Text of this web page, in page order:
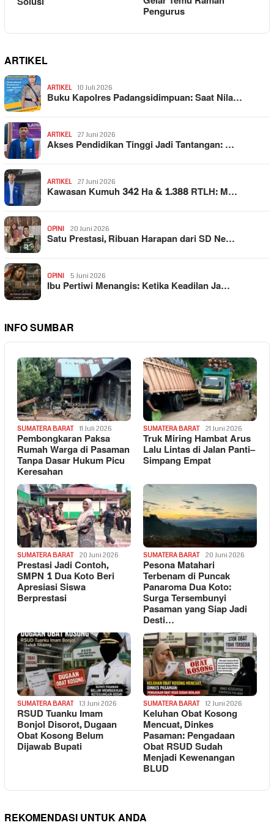
Pengurus
ARTIKEL
ARTIKEL 10 Juli 2026
Buku Kapolres Padangsidimpuan: Saat Nila…
ARTIKEL 27 Juni 2026
Akses Pendidikan Tinggi Jadi Tantangan: …
ARTIKEL 27 Juni 2026
Kawasan Kumuh 342 Ha & 1.388 RTLH: M…
OPINI 20 Juni 2026
Satu Prestasi, Ribuan Harapan dari SD Ne…
OPINI 5 Juni 2026
Ibu Pertiwi Menangis: Ketika Keadilan Ja…
INFO SUMBAR
SUMATERA BARAT 11 Juli 2026
Pembongkaran Paksa
Rumah Warga di Pasaman
Tanpa Dasar Hukum Picu
Keresahan
SUMATERA BARAT 21 Juni 2026
Truk Miring Hambat Arus
Lalu Lintas di Jalan Panti–
Simpang Empat
SUMATERA BARAT 20 Juni 2026
Prestasi Jadi Contoh,
SMPN 1 Dua Koto Beri
Apresiasi Siswa
Berprestasi
SUMATERA BARAT 20 Juni 2026
Pesona Matahari
Terbenam di Puncak
Panaroma Dua Koto:
Surga Tersembunyi
Pasaman yang Siap Jadi
Desti…
SUMATERA BARAT 13 Juni 2026
RSUD Tuanku Imam
Bonjol Disorot, Dugaan
Obat Kosong Belum
Dijawab Bupati
SUMATERA BARAT 12 Juni 2026
Keluhan Obat Kosong
Mencuat, Dinkes
Pasaman: Pengadaan
Obat RSUD Sudah
Menjadi Kewenangan
BLUD
REKOMENDASI UNTUK ANDA